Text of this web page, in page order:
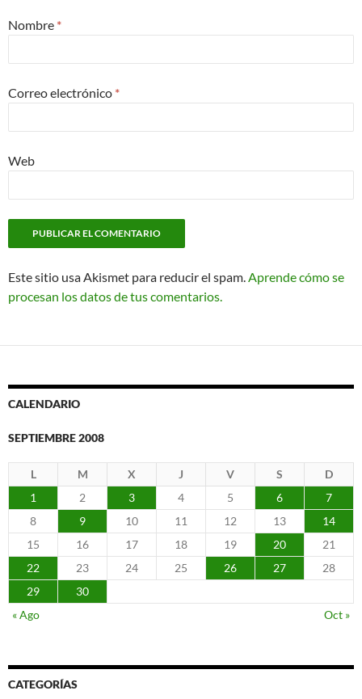
Nombre *
Correo electrónico *
Web
Este sitio usa Akismet para reducir el spam.Aprende cómo se
procesan los datos de tus comentarios.
CALENDARIO
SEPTIEMBRE 2008
L M X J V S
D
1
2 3 4 5 6
7
8
9 10 11 12 13
14
15
16 17 18 19 20
21
22
23 24 25 26 27
28
29
30
« Ago
Oct »
CATEGORÍAS